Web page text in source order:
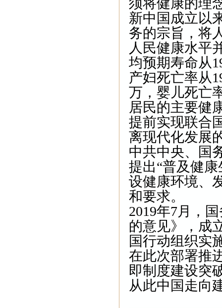
须将健康的理
新中国成立以
务的宗旨，将
人民健康水平
均预期寿命从
产妇死亡率从
万，婴儿死亡
居民的主要健
提前实现联合
离现代化发展
中共中央、国
提出“普及健
设健康环境、
和要求。
2019年7月，
的意见》，成
国行动组织实
在此次部署推
即制度建设突
从此中国走向